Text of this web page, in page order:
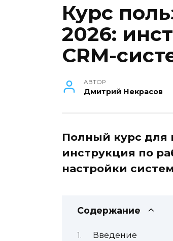
Курс
2026:
CRM-
АВТОР
Дмитрий Некрасов
Полный курс для
инструкция по
настройки
Содержание
Введение